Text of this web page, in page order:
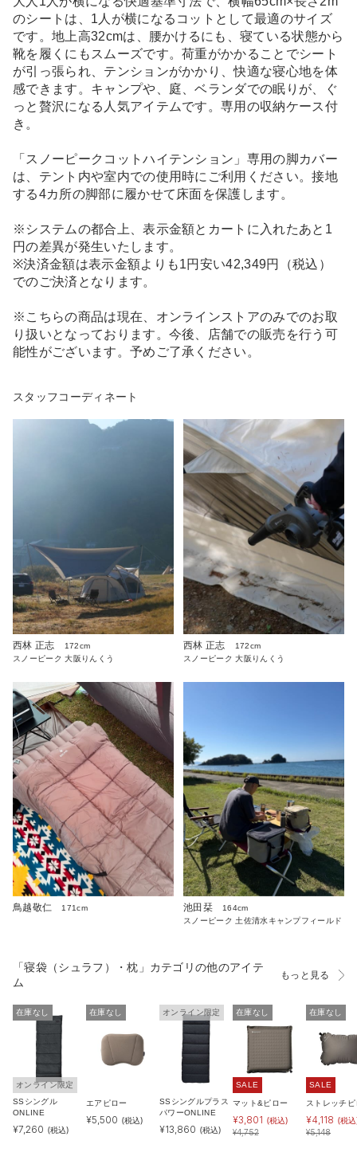
のシートは、1人が横になるコットとして最適のサイズ
です。地上高32cmは、腰かけるにも、寝ている状態から
靴を履くにもスムーズです。荷重がかかることでシート
が引っ張られ、テンションがかかり、快適な寝心地を体
感できます。キャンプや、庭、ベランダでの眠りが、ぐ
っと贅沢になる人気アイテムです。専用の収納ケース付
き。
「スノーピークコットハイテンション」専用の脚カバー
は、テント内や室内での使用時にご利用ください。接地
する4カ所の脚部に履かせて床面を保護します。
※システムの都合上、表示金額とカートに入れたあと1
円の差異が発生いたします。
※決済金額は表示金額よりも1円安い42,349円（税込）
でのご決済となります。
※こちらの商品は現在、オンラインストアのみでのお取
り扱いとなっております。今後、店舗での販売を行う可
能性がございます。予めご了承ください。
スタッフコーディネート
西林 正志
172cm
スノーピーク 大阪りんくう
西林 正志
172cm
スノーピーク 大阪りんくう
鳥越敬仁 171cm 池田栞
164cm
スノーピーク 土佐清水キャンプフィールド
「寝袋（シュラフ）・枕」カテゴリの他のアイテ
ム
もっと見る
在庫なし
オンライン限定
SSシングル
ONLINE
¥7,260 (税込)
在庫なし
エアピロー
¥5,500 (税込)
オンライン限定
SSシングルプラス
パワーONLINE
¥13,860 (税込)
在庫なし
SALE
マット&ピロー
¥3,801 (税込)
¥4,752
在庫なし
SALE
ストレッチピ
¥4,118 (税
¥5,148